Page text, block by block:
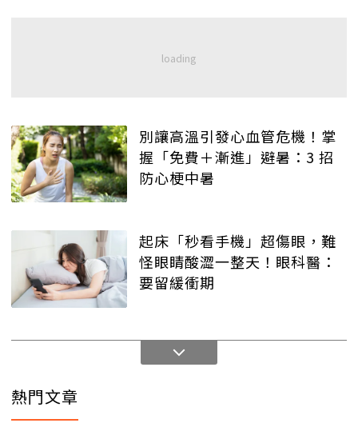
別讓高溫引發心血管危機！掌
握「免費＋漸進」避暑：3 招
防心梗中暑
起床「秒看手機」超傷眼，難
怪眼睛酸澀一整天！眼科醫：
要留緩衝期
熱門文章